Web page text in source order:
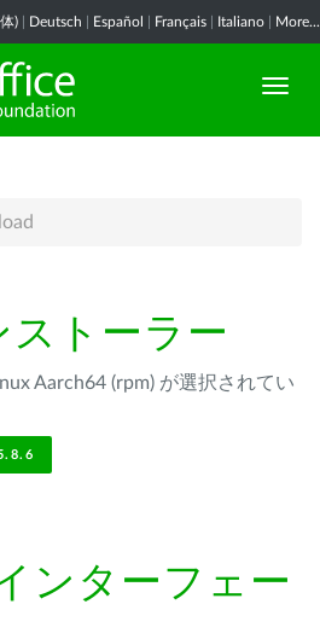
) Deutsch Español Français Italiano More...
ストーラー
Aarch64 (rpm) が選択されてい
ンターフェー